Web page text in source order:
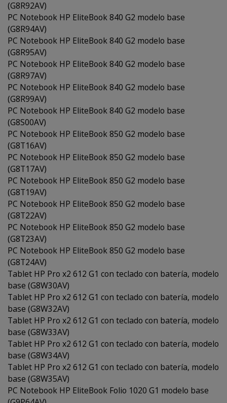
(G8R92AV)
PC Notebook HP EliteBook 840 G2 modelo base
(G8R94AV)
PC Notebook HP EliteBook 840 G2 modelo base
(G8R95AV)
PC Notebook HP EliteBook 840 G2 modelo base
(G8R97AV)
PC Notebook HP EliteBook 840 G2 modelo base
(G8R99AV)
PC Notebook HP EliteBook 840 G2 modelo base
(G8S00AV)
PC Notebook HP EliteBook 850 G2 modelo base
(G8T16AV)
PC Notebook HP EliteBook 850 G2 modelo base
(G8T17AV)
PC Notebook HP EliteBook 850 G2 modelo base
(G8T19AV)
PC Notebook HP EliteBook 850 G2 modelo base
(G8T22AV)
PC Notebook HP EliteBook 850 G2 modelo base
(G8T23AV)
PC Notebook HP EliteBook 850 G2 modelo base
(G8T24AV)
Tablet HP Pro x2 612 G1 con teclado con batería, modelo
base (G8W30AV)
Tablet HP Pro x2 612 G1 con teclado con batería, modelo
base (G8W32AV)
Tablet HP Pro x2 612 G1 con teclado con batería, modelo
base (G8W33AV)
Tablet HP Pro x2 612 G1 con teclado con batería, modelo
base (G8W34AV)
Tablet HP Pro x2 612 G1 con teclado con batería, modelo
base (G8W35AV)
PC Notebook HP EliteBook Folio 1020 G1 modelo base